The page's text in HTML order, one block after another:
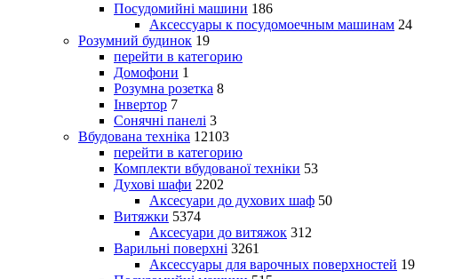
Посудомийні машини 186
Аксессуары к посудомоечным машинам 24
Розумний будинок 19
перейти в категорию
Домофони 1
Розумна розетка 8
Інвертор 7
Сонячні панелі 3
Вбудована техніка 12103
перейти в категорию
Комплекти вбудованої техніки 53
Духові шафи 2202
Аксесуари до духових шаф 50
Витяжки 5374
Аксесуари до витяжок 312
Варильні поверхні 3261
Аксессуары для варочных поверхностей 19